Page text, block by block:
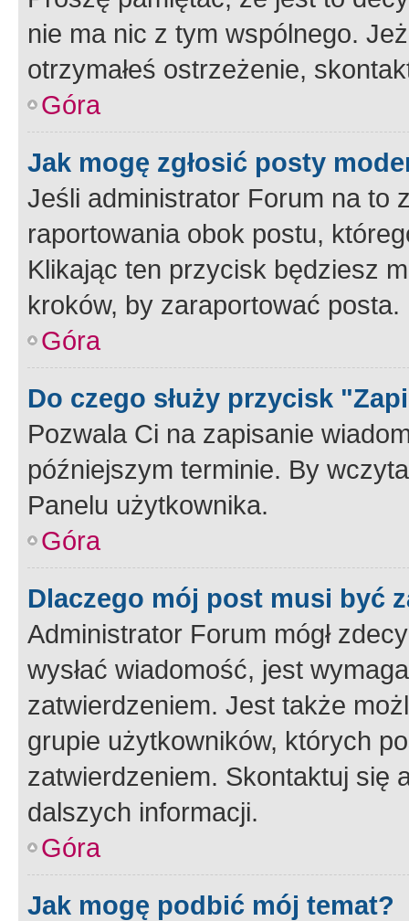
nie ma nic z tym wspólnego.
otrzymałeś ostrzeżenie,
Góra
Jak mogę zgłosić posty
Jeśli administrator Forum na to
raportowania obok postu,
Klikając ten przycisk będziesz
kroków, by zaraportować posta.
Góra
Do czego służy przycisk
Pozwala Ci na zapisanie
późniejszym terminie. By
Panelu użytkownika.
Góra
Dlaczego mój post musi być
Administrator Forum mógł
wysłać wiadomość, jest
zatwierdzeniem. Jest także
grupie użytkowników, których
zatwierdzeniem. Skontaktuj się
dalszych informacji.
Góra
Jak mogę podbić mój temat?